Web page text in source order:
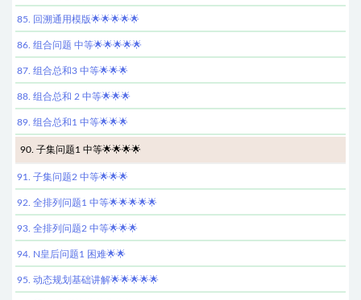
85. 回溯通用模版🌟🌟🌟🌟🌟
86. 组合问题 中等🌟🌟🌟🌟🌟
87. 组合总和3 中等🌟🌟🌟
88. 组合总和 2 中等🌟🌟🌟
89. 组合总和1 中等🌟🌟🌟
90. 子集问题1 中等🌟🌟🌟🌟
91. 子集问题2 中等🌟🌟🌟
92. 全排列问题1 中等🌟🌟🌟🌟🌟
93. 全排列问题2 中等🌟🌟🌟
94. N皇后问题1 困难🌟🌟
95. 动态规划基础讲解🌟🌟🌟🌟🌟